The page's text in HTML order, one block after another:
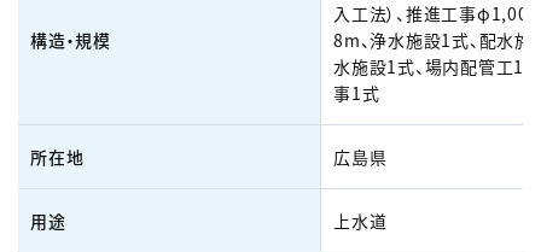
構造・規模
入工法）、推進工事
8m、浄水施設1式、配水施
水施設1式、場内配管工1
事1式
所在地 広島県
用途 上水道